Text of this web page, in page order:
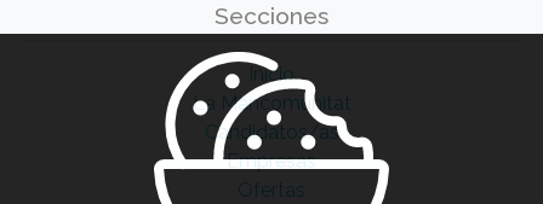
Secciones
Inicio
La Mancomunitat
Candidatos/as
Empresas
Ofertas